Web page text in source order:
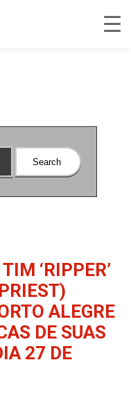
‘RIPPER’
ALEGRE
DE SUAS
27 DE